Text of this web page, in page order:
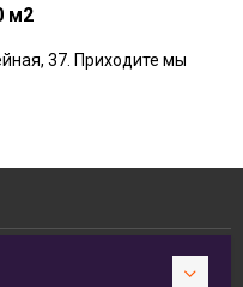
м2
37. Приходите мы